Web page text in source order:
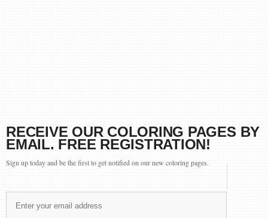
RECEIVE OUR COLORING PAGES BY
EMAIL. FREE REGISTRATION!
Sign up today and be the first to get notified on our new coloring pages.